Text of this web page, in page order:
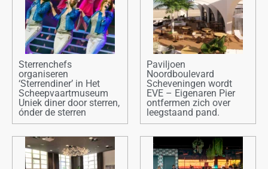
Sterrenchefs
organiseren
‘Sterrendiner’ in Het
Scheepvaartmuseum
Uniek diner door sterren,
ónder de sterren
Paviljoen
Noordboulevard
Scheveningen wordt
EVE – Eigenaren Pier
ontfermen zich over
leegstaand pand.